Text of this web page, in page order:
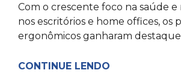
Com o crescente foco na saúde
nos escritórios e home offices, os
ergonômicos ganharam
CONTINUE LENDO